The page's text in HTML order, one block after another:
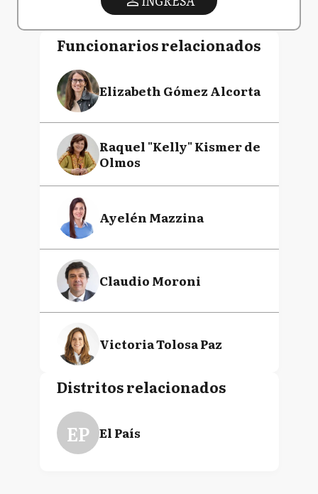
Funcionarios relacionados
Elizabeth Gómez Alcorta
Raquel "Kelly" Kismer de
Olmos
Ayelén Mazzina
Claudio Moroni
Victoria Tolosa Paz
Juan Horacio "Juanchi"
Distritos relacionados
EP El País